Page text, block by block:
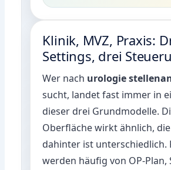
Klinik, MVZ, Praxis:
Settings, drei
Wer nach urologie
sucht, landet fast immer in
dieser drei Grundmodelle.
Oberfläche wirkt ähnlich,
dahinter ist unterschiedlich.
werden häufig von OP-Plan,